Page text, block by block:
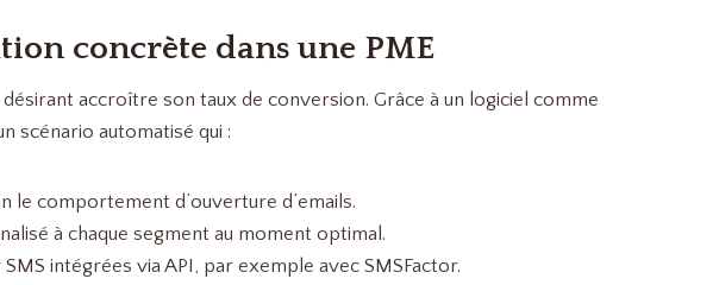
concrète dans une PME
accroître son taux de conversion. Grâce à un logiciel comme
scénario automatisé qui :
le comportement d’ouverture d’emails.
à chaque segment au moment optimal.
intégrées via API, par exemple avec SMSFactor.